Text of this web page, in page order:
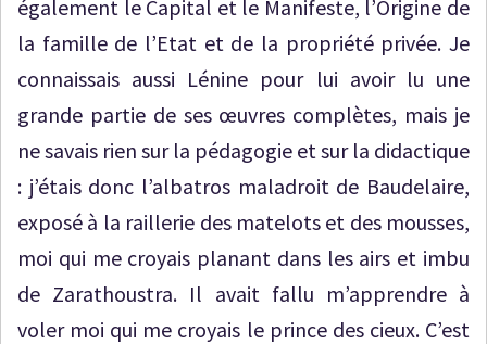
également le Capital et le Manifeste, l’Origine de
la famille de l’Etat et de la propriété privée. Je
connaissais aussi Lénine pour lui avoir lu une
grande partie de ses œuvres complètes, mais je
ne savais rien sur la pédagogie et sur la didactique
: j’étais donc l’albatros maladroit de Baudelaire,
exposé à la raillerie des matelots et des mousses,
moi qui me croyais planant dans les airs et imbu
de Zarathoustra. Il avait fallu m’apprendre à
voler moi qui me croyais le prince des cieux. C’est